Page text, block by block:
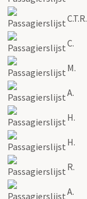
C.T.R.
C.
M.
A.
H.
H.
R.
A.